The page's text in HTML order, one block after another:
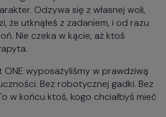
Odzywa się z własnej woli,
że utknąłeś z zadaniem, i od razu
Nie czeka w kącie, aż ktoś
ONE wyposażyliśmy w prawdziwą
Bez robotycznej gadki. Bez
w końcu ktoś, kogo chciałbyś mieć